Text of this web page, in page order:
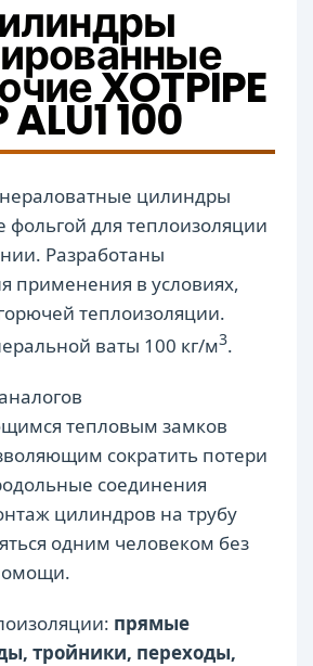
XOTPIPE
ALU1 100
цилиндры
для теплоизоляции
Разработаны
применения в условиях,
теплоизоляции.
ваты 100 кг/м3.
тепловым замков
сократить потери
соединения
цилиндров на трубу
одним человеком без
прямые
тройники, переходы,